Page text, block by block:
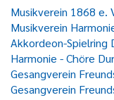
Musikverein 1868 e.
Musikverein
Akkordeon-Spielring
Harmonie - Chöre
Gesangverein
Gesangverein